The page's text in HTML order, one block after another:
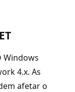
Windows
4.x. As
afetar o